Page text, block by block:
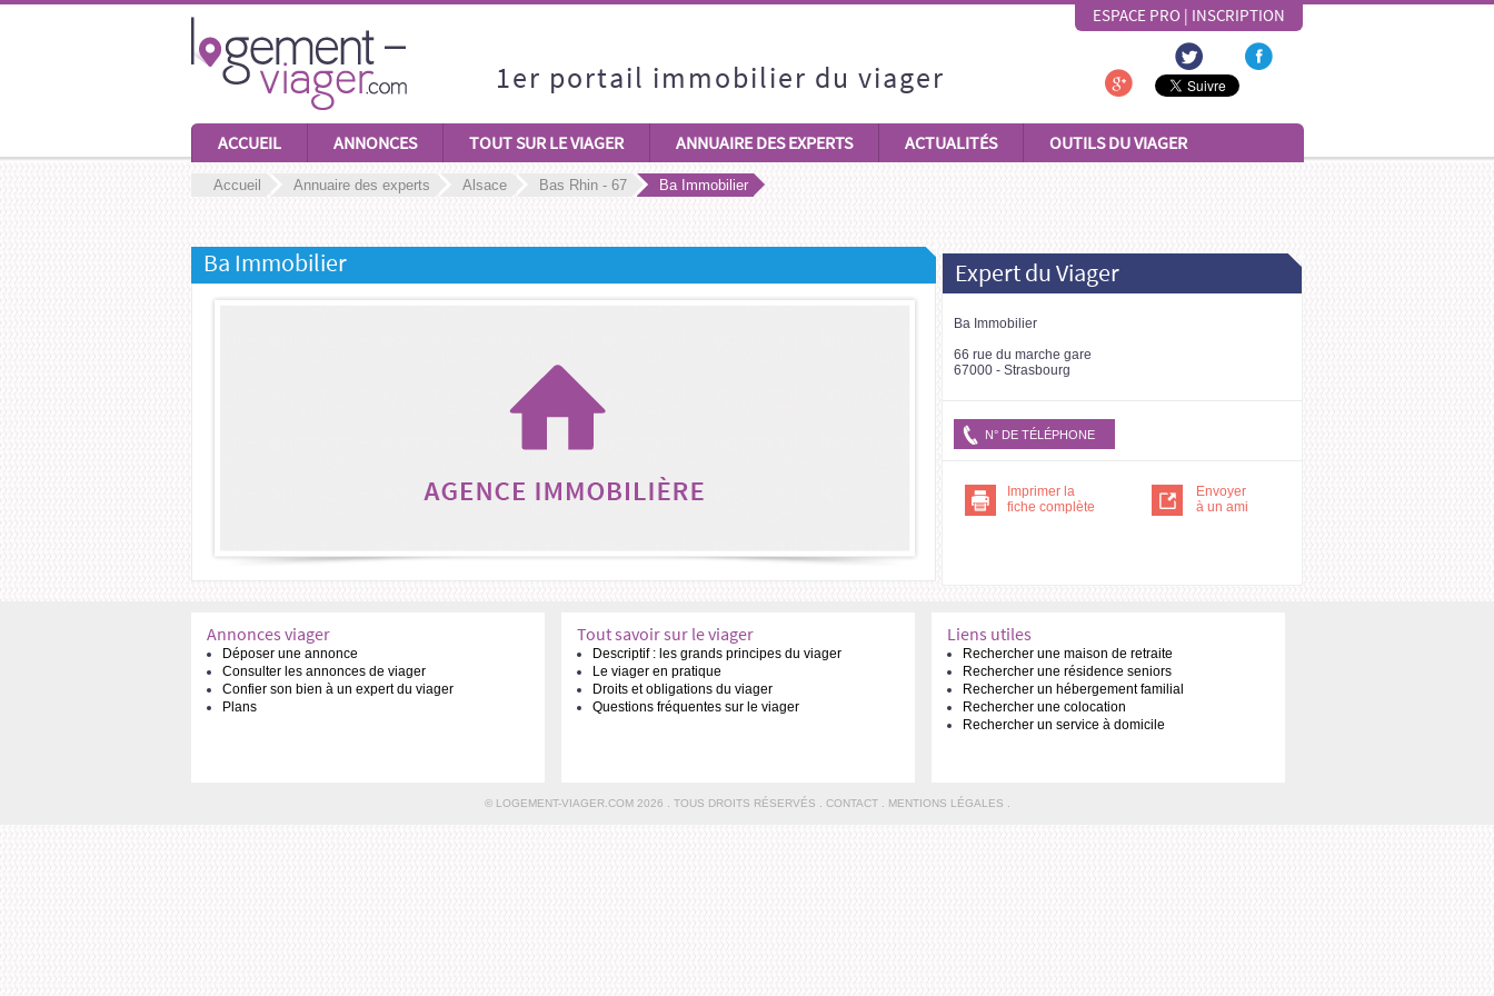
1er portail immobilier du viager
ESPACE PRO | INSCRIPTION
ACCUEIL ANNONCES TOUT SUR LE VIAGER ANNUAIRE DES EXPERTS ACTUALITÉS OUTILS DU VIAGER
Accueil Annuaire des experts Alsace Bas Rhin - 67 Ba Immobilier
Ba Immobilier Expert du Viager
Ba Immobilier
66 rue du marche gare
67000 - Strasbourg
N° DE TÉLÉPHONE
Imprimer la
fiche complète
Envoyer
à un ami
Annonces viager
Déposer une annonce
Consulter les annonces de viager
Confier son bien à un expert du viager
Plans
Tout savoir sur le viager
Descriptif : les grands principes du viager
Le viager en pratique
Droits et obligations du viager
Questions fréquentes sur le viager
Liens utiles
Rechercher une maison de retraite
Rechercher une résidence seniors
Rechercher un hébergement familial
Rechercher une colocation
Rechercher un service à domicile
© LOGEMENT-VIAGER.COM 2026 . TOUS DROITS RÉSERVÉS . CONTACT. MENTIONS LÉGALES